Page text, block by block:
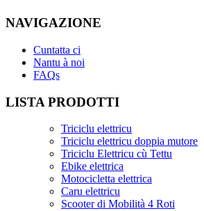
NAVIGAZIONE
Cuntatta ci
Nantu à noi
FAQs
LISTA PRODOTTI
Triciclu elettricu
Triciclu elettricu doppia mutore
Triciclu Elettricu cù Tettu
Ebike elettrica
Motocicletta elettrica
Caru elettricu
Scooter di Mobilità 4 Roti